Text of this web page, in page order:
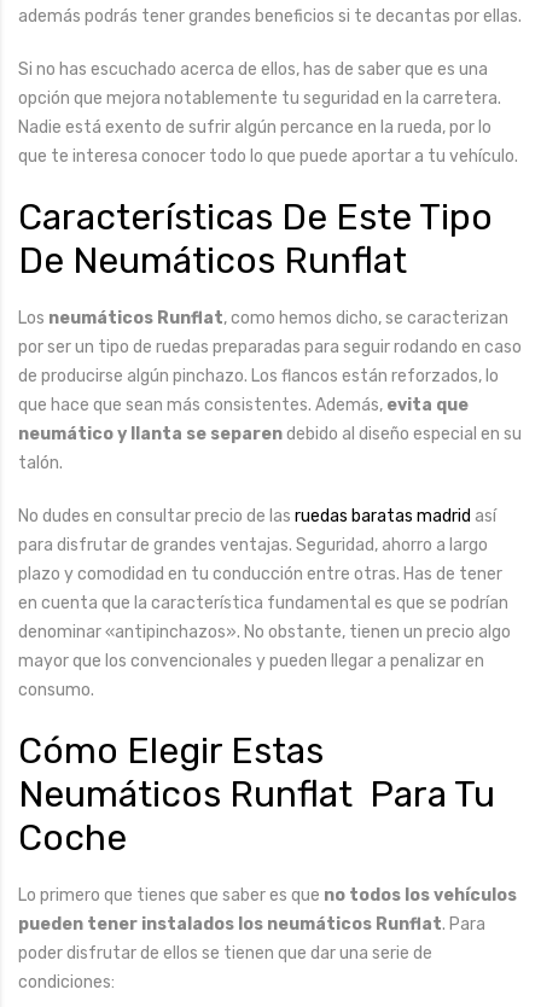
además podrás tener grandes beneficios si te decantas por ellas.
Si no has escuchado acerca de ellos, has de saber que es una
opción que mejora notablemente tu seguridad en la carretera.
Nadie está exento de sufrir algún percance en la rueda, por lo
que te interesa conocer todo lo que puede aportar a tu vehículo.
Características De Este Tipo
De Neumáticos Runflat
Los neumáticos Runflat, como hemos dicho, se caracterizan
por ser un tipo de ruedas preparadas para seguir rodando en caso
de producirse algún pinchazo. Los flancos están reforzados, lo
que hace que sean más consistentes. Además, evita que
neumático y llanta se separendebido al diseño especial en su
talón.
No dudes en consultar precio de las ruedas baratas madrid así
para disfrutar de grandes ventajas. Seguridad, ahorro a largo
plazo y comodidad en tu conducción entre otras. Has de tener
en cuenta que la característica fundamental es que se podrían
denominar «antipinchazos». No obstante, tienen un precio algo
mayor que los convencionales y pueden llegar a penalizar en
consumo.
Cómo Elegir Estas
Neumáticos Runflat Para Tu
Coche
Lo primero que tienes que saber es que no todos los vehículos
pueden tener instalados los neumáticos Runflat. Para
poder disfrutar de ellos se tienen que dar una serie de
condiciones: